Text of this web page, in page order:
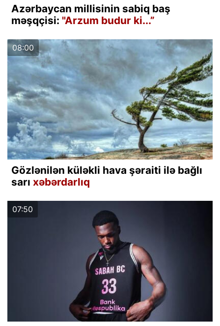
Azərbaycan millisinin sabiq baş
məşqçisi: "Arzum budur ki...”
08:00
Gözlənilən küləkli hava şəraiti ilə bağlı
sarı xəbərdarlıq
07:50